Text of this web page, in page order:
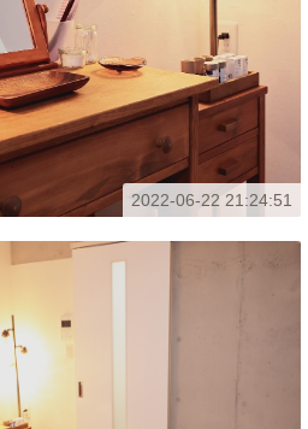
2022-06-22 21:24:51